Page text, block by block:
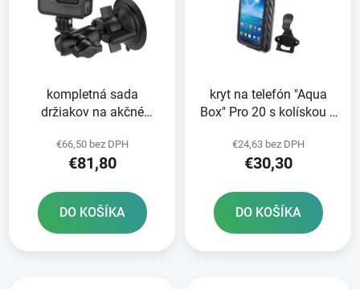
kompletná sada
držiakov na akčné
Mounts
€66,50 bez DPH
€81,80
DO KOŠÍKA
kryt na telefón "Aqua
Box" Pro 20 s kolískou s
€24,63 bez DPH
€30,30
DO KOŠÍKA